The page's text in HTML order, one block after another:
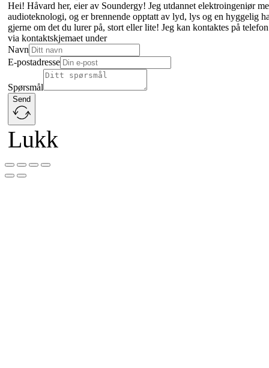
Hei! Håvard her, eier av Soundergy! Jeg utdannet elektroingeniør
audioteknologi, og er brennende opptatt av lyd, lys og en hyggelig
gjerne om det du lurer på, stort eller lite! Jeg kan kontaktes på
via kontaktskjemaet under
Navn
E-postadresse
Spørsmål
Send
Lukk